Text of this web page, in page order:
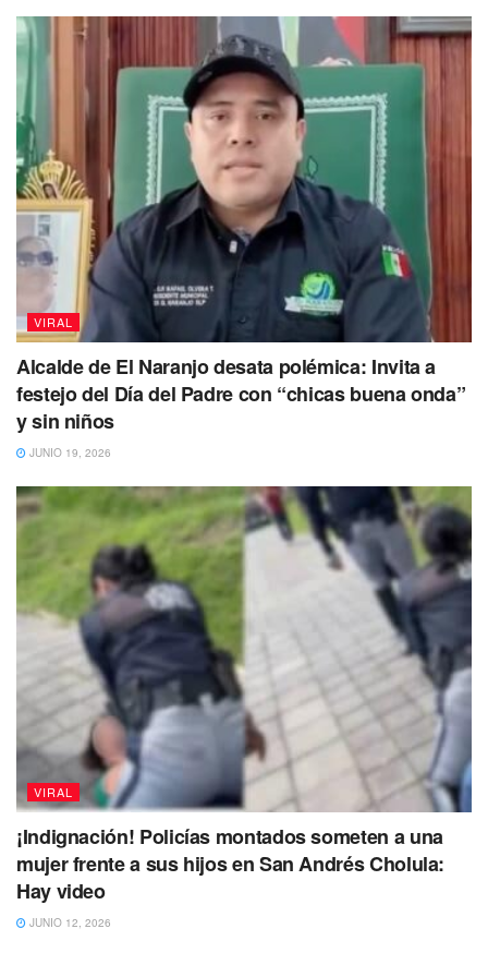
“Se cree que el volcán colapsó
aproximadamente hacer 43 mil años y formó
una avalancha de piedras volcánicas que
cubrió un área extensa del pacífico; además,
se cree que la cumbre conocida como
Yepocapa terminó de formarse hace 20 mil
años y luego se formó el pico más elevado o
el Pico Mayor”, escribió la pagina web.
Con información de Milenio
Vuelve a Leer
VIRAL
Alcalde de El Naranjo desata polémica: Invita a
festejo del Día del Padre con “chicas buena onda”
y sin niños
JUNIO 19, 2026
VIRAL
¡Indignación! Policías montados someten a una
mujer frente a sus hijos en San Andrés Cholula:
Hay video
JUNIO 12, 2026